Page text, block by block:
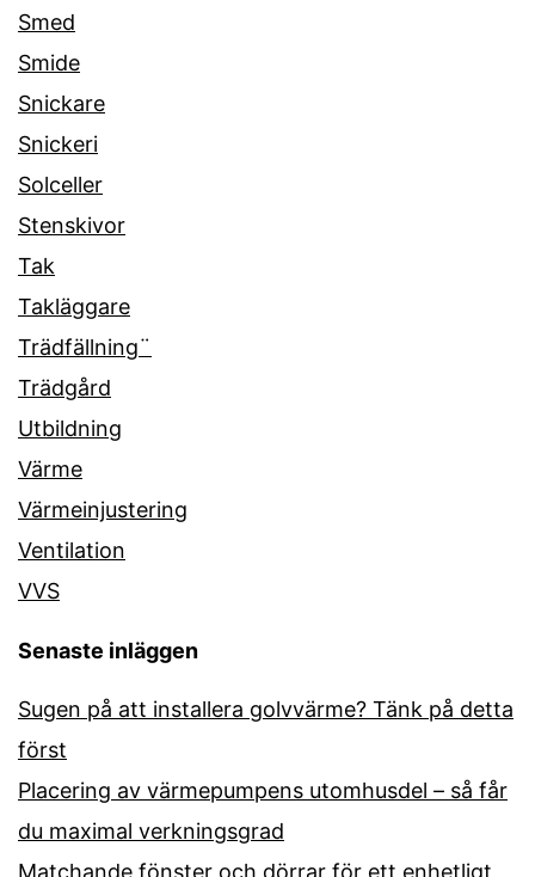
Smed
Smide
Snickare
Snickeri
Solceller
Stenskivor
Tak
Takläggare
Trädfällning¨
Trädgård
Utbildning
Värme
Värmeinjustering
Ventilation
VVS
Senaste inläggen
Sugen på att installera golvvärme? Tänk på detta
först
Placering av värmepumpens utomhusdel – så får
du maximal verkningsgrad